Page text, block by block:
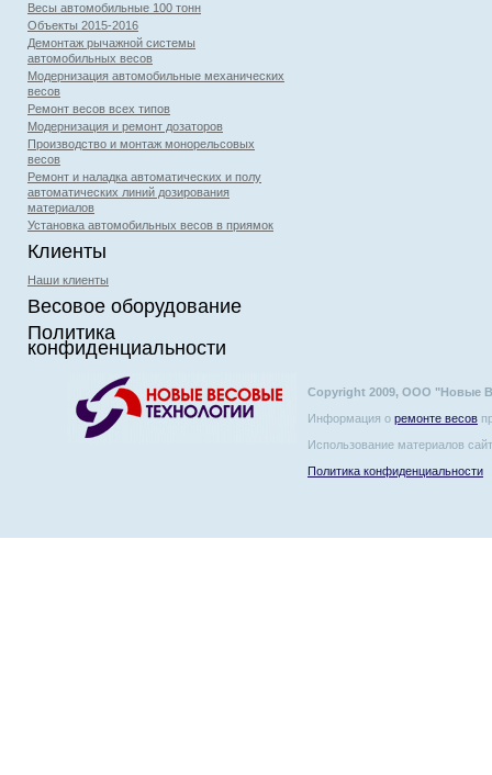
Copyright 2009, ООО "Новые
Информация о ремонте весов
Использование материалов
Политика конфиденциальности
Весы автомобильные 100 тонн
Объекты 2015-2016
Демонтаж рычажной системы
автомобильных весов
Модернизация автомобильные механических
весов
Ремонт весов всех типов
Модернизация и ремонт дозаторов
Производство и монтаж монорельсовых
весов
Ремонт и наладка автоматических и полу
автоматических линий дозирования
материалов
Установка автомобильных весов в приямок
Клиенты
Наши клиенты
Весовое оборудование
Политика
конфиденциальности